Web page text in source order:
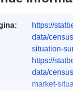
https://
data/
situation-
https://
data/
market-